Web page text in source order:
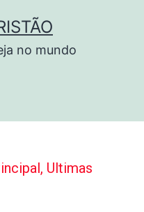
no mundo
, Ultimas